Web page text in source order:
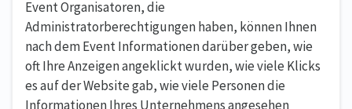
Event Organisatoren, die
Administratorberechtigungen haben, können Ihnen
nach dem Event Informationen darüber geben, wie
oft Ihre Anzeigen angeklickt wurden, wie viele Klicks
es auf der Website gab, wie viele Personen die
Informationen Ihres Unternehmens angesehen